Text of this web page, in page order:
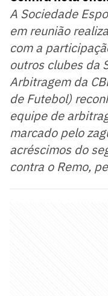
A Sociedade
em reunião
com a
outros clubes da
Arbitragem da
de Futebol)
equipe de
marcado pelo
acréscimos do
contra o Remo,